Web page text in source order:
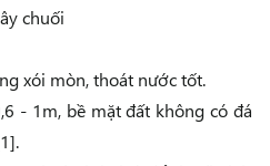
chuối
xói mòn, thoát nước tốt.
- 1m, bề mặt đất không có đá